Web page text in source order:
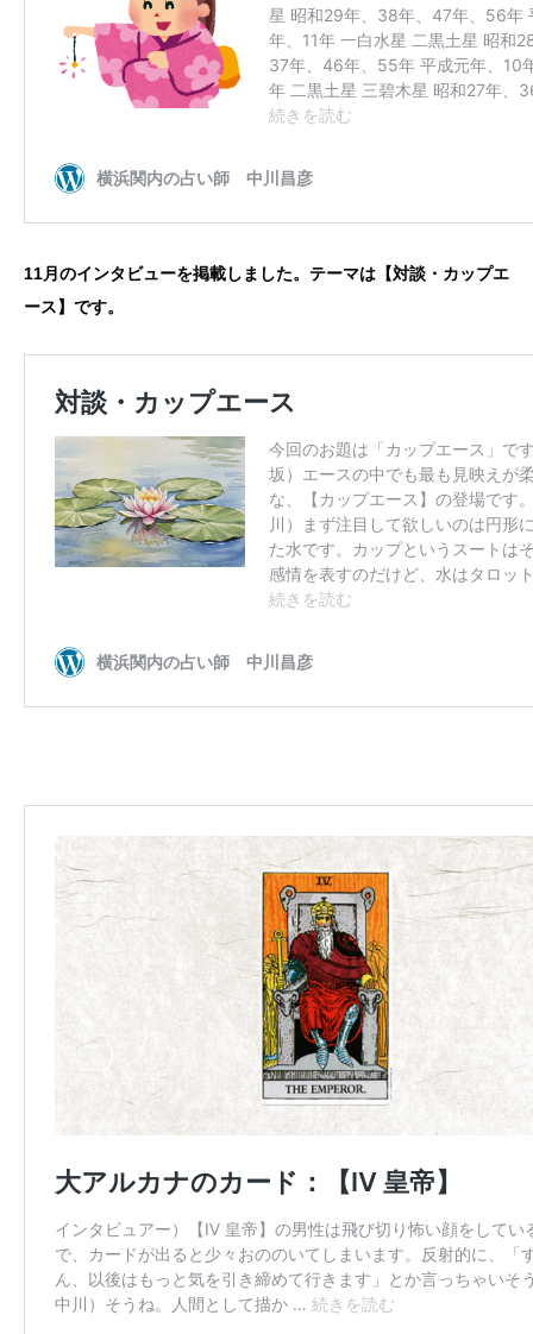
11月のインタビューを掲載しました。テーマは【対談・カップエ
ース】です。